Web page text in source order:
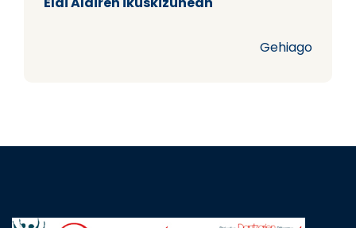
Gehiago